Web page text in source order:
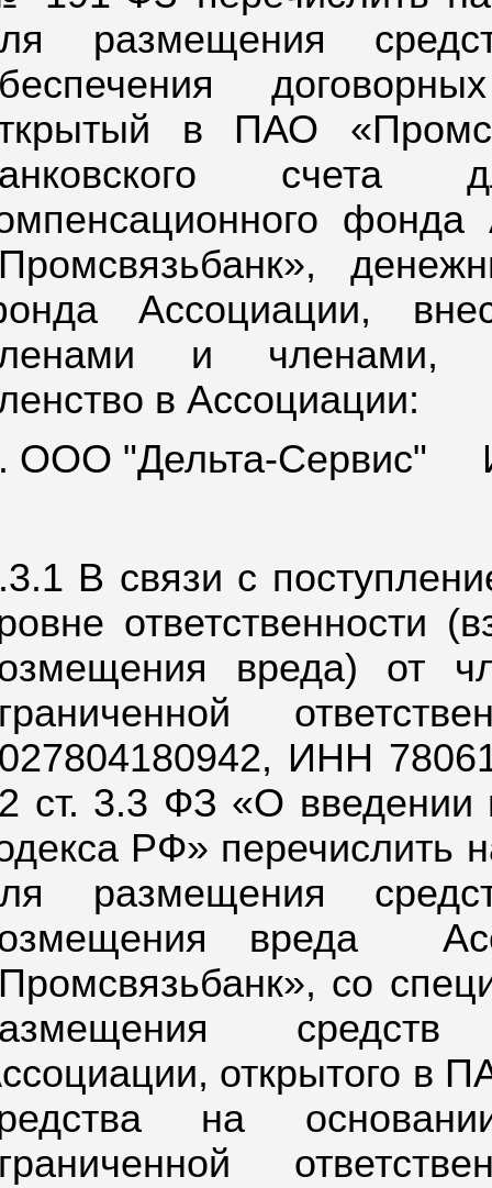
размещения
в ПАО
счета
Ассоциации,
и членами,
в Ассоциации:
ООО "Дельта-Сервис"
В связи с
ответственности
вреда) от
ИНН
ст. 3.3 ФЗ «О введении
РФ» перечислить
размещения
вреда
со
средств
открытого в
на